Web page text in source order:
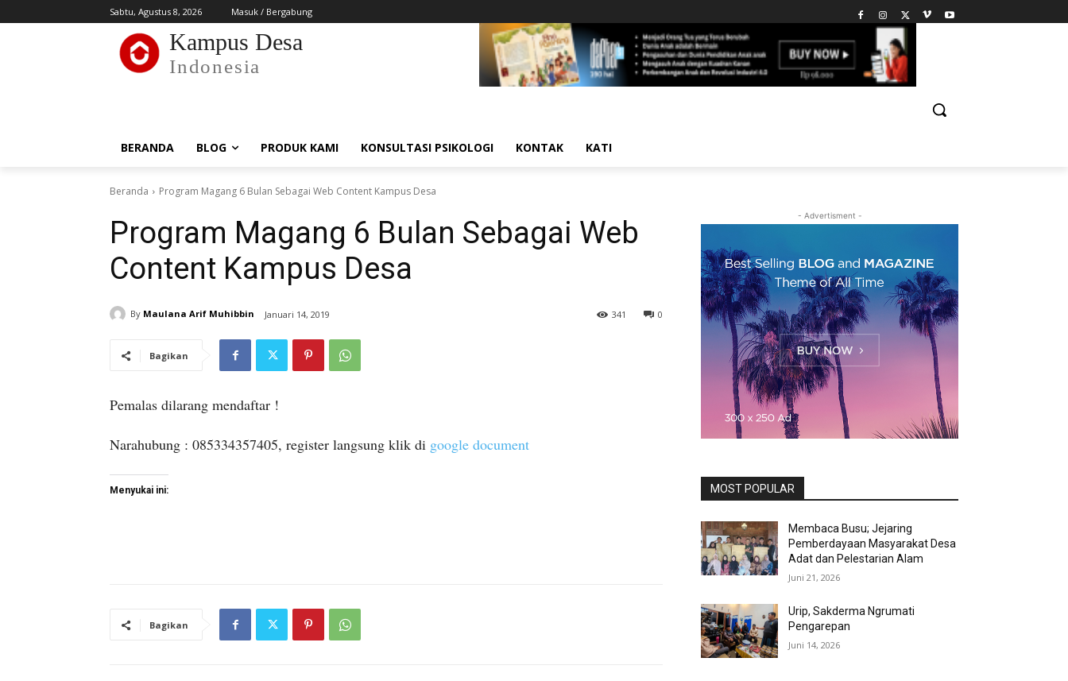
Sabtu, Agustus 8, 2026 Masuk / Bergabung
Kampus Desa
Indonesia
BERANDA BLOG PRODUK KAMI KONSULTASI PSIKOLOGI KONTAK KATI
Beranda Program Magang 6 Bulan Sebagai Web Content Kampus Desa
Program Magang 6 Bulan Sebagai Web
Content Kampus Desa
By Maulana Arif Muhibbin Januari 14, 2019 0
341
Bagikan
Pemalas dilarang mendaftar !
Narahubung : 085334357405, register langsung klik di google document
Menyukai ini:
Bagikan
- Advertisment -
MOST POPULAR
Membaca Busu; Jejaring
Pemberdayaan Masyarakat Desa
Adat dan Pelestarian Alam
Juni 21, 2026
Urip, Sakderma Ngrumati
Pengarepan
Juni 14, 2026